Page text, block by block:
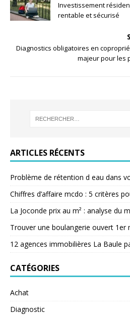
Investissement
rentable et sécurisé
Diagnostics obligatoires en
majeur pour les
ARTICLES RÉCENTS
Problème de rétention d eau dans
Chiffres d’affaire mcdo : 5 critères
La Joconde prix au m² : analyse du
Trouver une boulangerie ouvert 1er
12 agences immobilières La Baule
CATÉGORIES
Achat
Diagnostic